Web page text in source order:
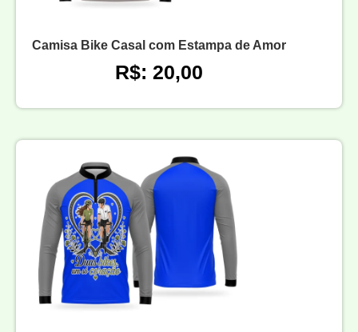
Camisa Bike Casal com Estampa de Amor
R$: 20,00